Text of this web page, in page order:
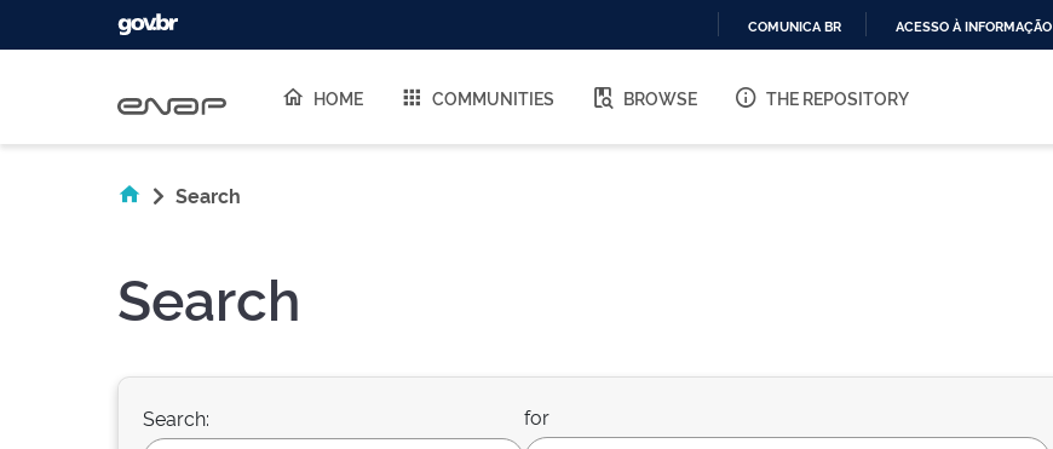
O
COMUNICA BR ACESSO À INFORMAÇÃO
HOME COMMUNITIES BROWSE THE REPOSITORY
Search
Search
Search: for